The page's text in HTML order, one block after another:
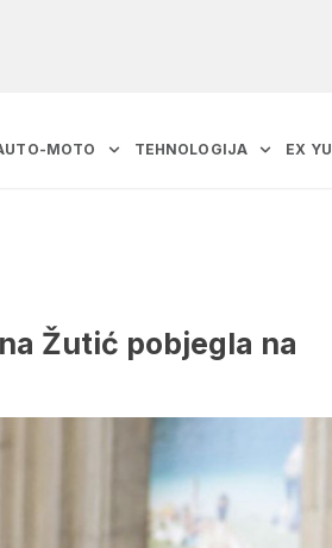
MOTO TEHNOLOGIJA EX YU
Žutić pobjegla na